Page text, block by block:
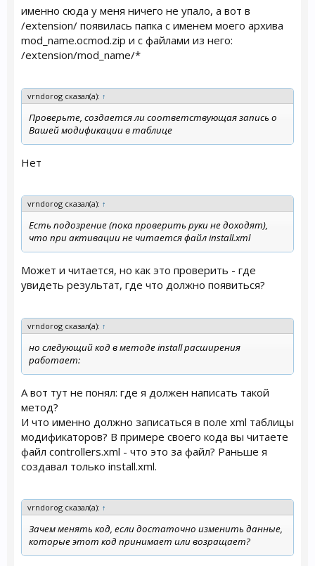
именно сюда у меня ничего не упало, а вот в
/extension/ появилась папка с именем моего архива
mod_name.ocmod.zip и с файлами из него:
/extension/mod_name/*
vrndorog сказал(а): ↑
Проверьте, создается ли соответствующая запись о
Вашей модификации в таблице
Нет
vrndorog сказал(а): ↑
Есть подозрение (пока проверить руки не доходят),
что при активации не читается файл install.xml
Может и читается, но как это проверить - где
увидеть результат, где что должно появиться?
vrndorog сказал(а): ↑
но следующий код в методе install расширения
работает:
А вот тут не понял: где я должен написать такой
метод?
И что именно должно записаться в поле xml таблицы
модификаторов? В примере своего кода вы читаете
файл controllers.xml - что это за файл? Раньше я
создавал только install.xml.
vrndorog сказал(а): ↑
Зачем менять код, если достаточно изменить данные,
которые этот код принимает или возращает?